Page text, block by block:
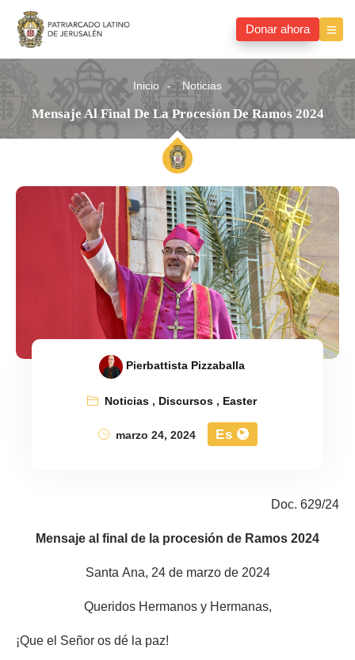
Donar ahora
Inicio Noticias
Mensaje Al Final De La Procesión De Ramos 2024
Pierbattista Pizzaballa
Noticias, Discursos, Easter
marzo 24, 2024
Es
Doc. 629/24
Mensaje al final de la procesión de Ramos 2024
Santa Ana, 24 de marzo de 2024
Queridos Hermanos y Hermanas,
¡Que el Señor os dé la paz!